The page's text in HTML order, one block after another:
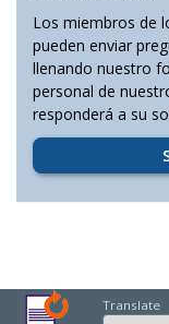
Los miembros de
pueden enviar
llenando nuestro
personal de
responderá a su
Translate